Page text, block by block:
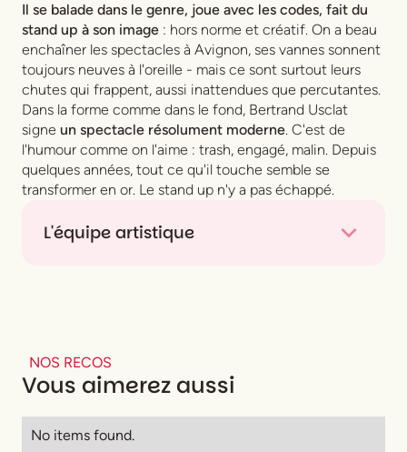
Il se balade dans le genre, joue avec les codes, fait du
stand up à son image : hors norme et créatif. On a beau
enchaîner les spectacles à Avignon, ses vannes sonnent
toujours neuves à l'oreille - mais ce sont surtout leurs
chutes qui frappent, aussi inattendues que percutantes.
Dans la forme comme dans le fond, Bertrand Usclat
signe un spectacle résolument moderne. C'est de
l'humour comme on l'aime : trash, engagé, malin. Depuis
quelques années, tout ce qu'il touche semble se
transformer en or. Le stand up n'y a pas échappé.
L'équipe artistique
NOS RECOS
Vous aimerez aussi
No items found.